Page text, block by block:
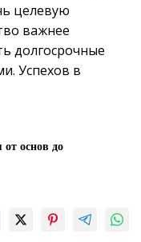
целевую
важнее
долгосрочные
Успехов в
основ до